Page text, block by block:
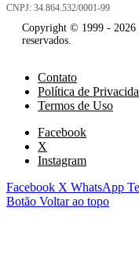
CNPJ: 34.864.532/0001-99
Copyright © 1999 - 2026
reservados.
Contato
Política de
Termos de Uso
Facebook
X
Instagram
Facebook X WhatsApp
Botão Voltar ao topo